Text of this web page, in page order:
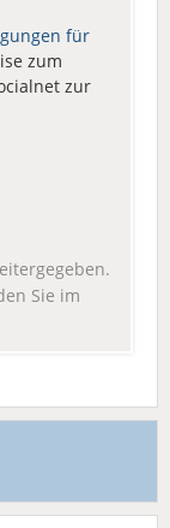
für
zum
zur
Sie im